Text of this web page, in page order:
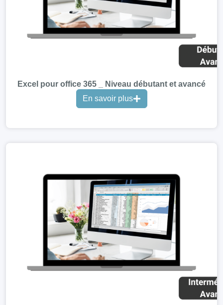
Excel pour office 365 _ Niveau débutant et avancé
En savoir plus